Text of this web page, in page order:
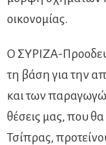
οικονομίας.
Ο ΣΥΡΙΖΑ-
τη βάση για την
και των
θέσεις μας, που
Τσίπρας,